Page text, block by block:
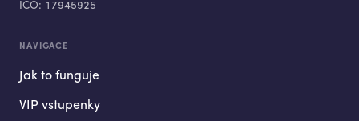
IČO: 17945925
NAVIGACE
Jak to funguje
VIP vstupenky